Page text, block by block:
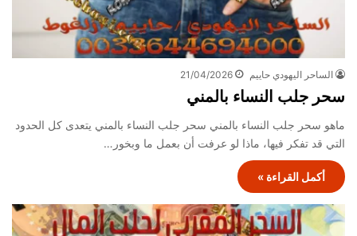
الساحر اليهودي حاييم 21/04/2026
سحر جلب النساء بالمني
ماهو سحر جلب النساء بالمني سحر جلب النساء بالمني يتعدى كل الحدود
التي قد تفكر فيها، ماذا لو عرفت أن بعمل ما وبخور…
أكمل القراءة »